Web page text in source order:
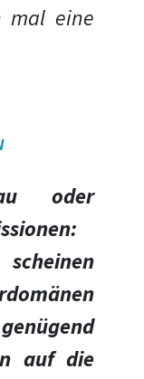
mal eine
oder
auf die